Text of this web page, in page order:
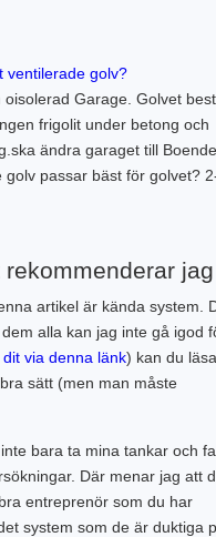
ventilerade golv?
Garage. Golvet
frigolit under betong och
ändra garaget till
passar bäst för golvet?
jag
artikel är kända system.
alla kan jag inte gå igod
dit via denna länk) kan du
sätt (men man måste
bara ta mina tankar och
Där menar jag att
entreprenör som du har
system som de är duktiga